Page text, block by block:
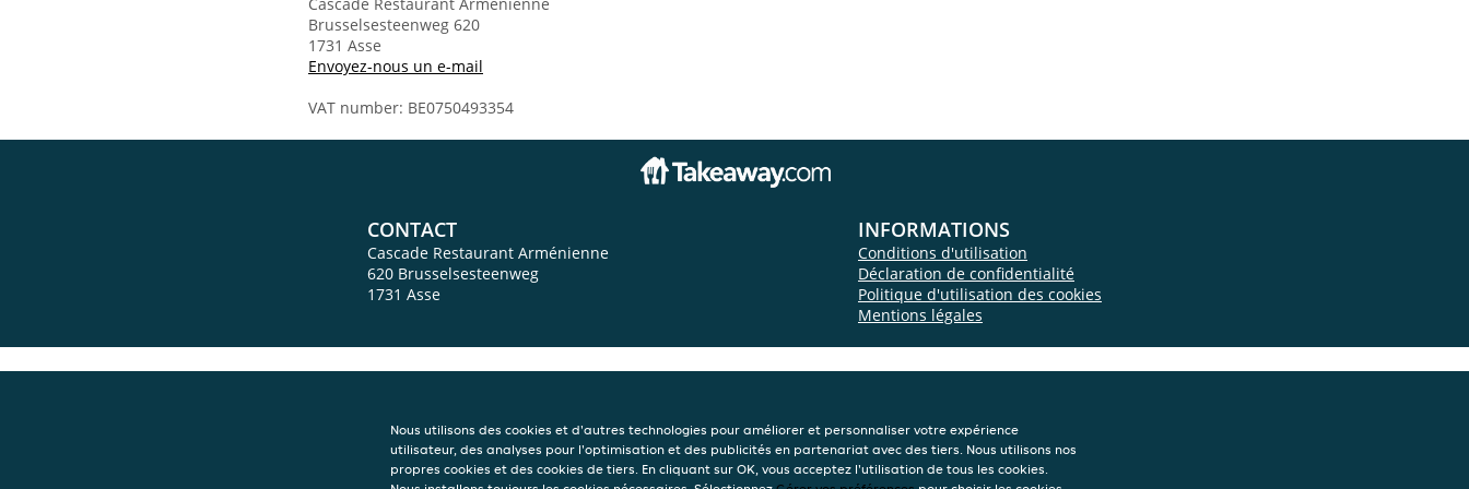
Brusselsesteenweg 620
1731 Asse
Envoyez-nous un e-mail
VAT number: BE0750493354
CONTACT
Cascade Restaurant Arménienne
620 Brusselsesteenweg
1731 Asse
INFORMATIONS
Conditions d'utilisation
Déclaration de confidentialité
Politique d'utilisation des cookies
Mentions légales
Nous utilisons des cookies et d'autres technologies pour améliorer et personnaliser votre expérience
utilisateur, des analyses pour l'optimisation et des publicités en partenariat avec des tiers. Nous utilisons nos
propres cookies et des cookies de tiers. En cliquant sur OK, vous acceptez l'utilisation de tous les cookies.